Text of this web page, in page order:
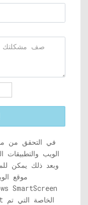
الويب والتطبيقات
وبعد ذلك يمكن
موقع